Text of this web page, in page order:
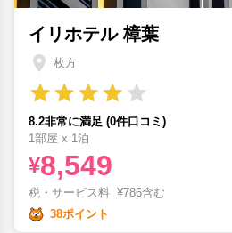
イリホテル 樟葉
枚方
8.2非常に満足 (0件口コミ)
1部屋 x 1泊
¥8,549
税・サービス料 ¥786含む
38ポイント